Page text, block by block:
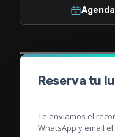
Reserva tu
Te enviamos el
WhatsApp y email